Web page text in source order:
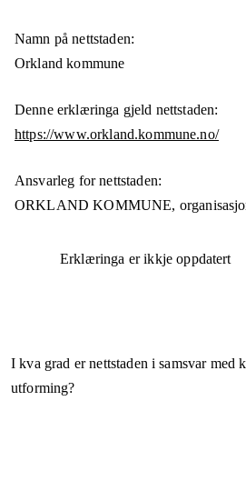
Namn på nettstaden:
Orkland kommune
Denne erklæringa gjeld nettstaden:
https://www.orkland.kommune.no/
Ansvarleg for nettstaden:
ORKLAND KOMMUNE,
Erklæringa er ikkje oppdatert
I kva grad er nettstaden i samsvar med
utforming?